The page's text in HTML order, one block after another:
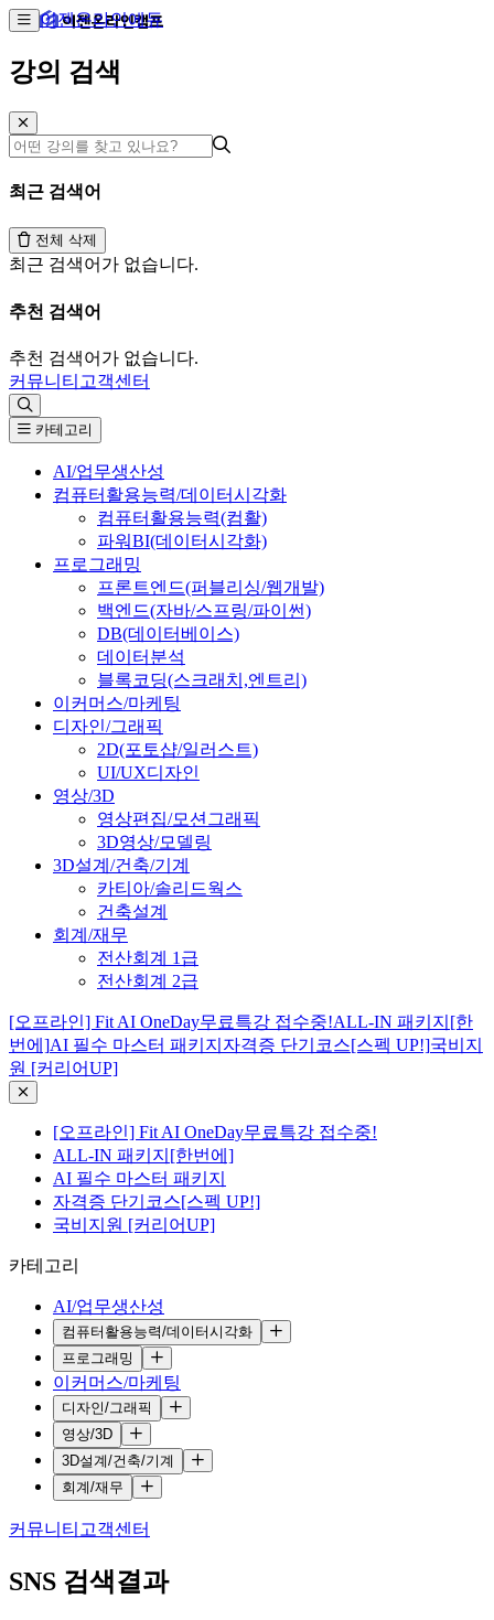
이젠온라인에듀
강의 검색
최근 검색어
전체 삭제
최근 검색어가 없습니다.
추천 검색어
추천 검색어가 없습니다.
커뮤니티 고객센터
카테고리
AI/업무생산성
컴퓨터활용능력/데이터시각화
컴퓨터활용능력(컴활)
파워BI(데이터시각화)
프로그래밍
프론트엔드(퍼블리싱/웹개발)
백엔드(자바/스프링/파이썬)
DB(데이터베이스)
데이터분석
블록코딩(스크래치,엔트리)
이커머스/마케팅
디자인/그래픽
2D(포토샵/일러스트)
UI/UX디자인
영상/3D
영상편집/모션그래픽
3D영상/모델링
3D설계/건축/기계
카티아/솔리드웍스
건축설계
회계/재무
전산회계 1급
전산회계 2급
[오프라인] Fit AI OneDay무료특강 접수중!ALL-IN 패키지[한
번에]AI 필수 마스터 패키지 자격증 단기코스[스펙 UP!]국비지
원 [커리어UP]
[오프라인] Fit AI OneDay무료특강 접수중!
ALL-IN 패키지[한번에]
AI 필수 마스터 패키지
자격증 단기코스[스펙 UP!]
국비지원 [커리어UP]
카테고리
AI/업무생산성
컴퓨터활용능력/데이터시각화
프로그래밍
이커머스/마케팅
디자인/그래픽
영상/3D
3D설계/건축/기계
회계/재무
커뮤니티 고객센터
SNS 검색결과